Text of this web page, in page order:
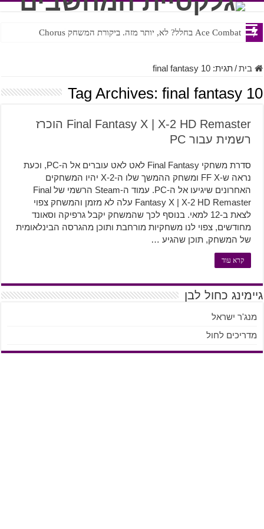
Ace Combat בחלל? לא, יותר מזה. ביקורת המשחק Chorus
Steven Universe והשירים שתורגמו בצורה נוראית לעברית
בית/תגית:final fantasy 10
Tag Archives: final fantasy 10
Final Fantasy X | X-2 HD Remaster הוכרז
רשמית עבור PC
סדרת משחקי Final Fantasy לאט לאט עוברים אל ה-PC, וכעת
נראה ש-FF X ומשחק ההמשך שלו ה-X-2 יהיו המשחקים
האחרונים שיגיעו אל ה-PC. עמוד ה-Steam הרשמי של Final
Fantasy X | X-2 HD Remaster עלה לא מזמן והמשחק צפוי
לצאת ב-12 למאי. בנוסף לכך שהמשחק יקבל גרפיקה וסאונד
מחודשים, צפוי לנו משחקיות מורחבת ותוכן מהגרסה הבינלאומית
של המשחק, תוכן שהגיע …
קרא עוד
גיימינג כחול לבן
מנג'ר ישראל
מדריכים לחול